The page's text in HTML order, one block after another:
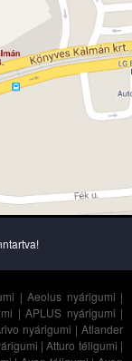
|Aeolus nyárigumi |
|APLUS nyárigumi |
nyárigumi |Atlander
|Atturo téligumi |